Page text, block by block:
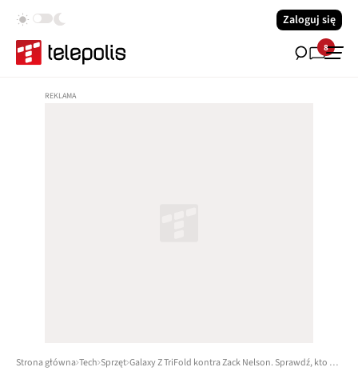
Zaloguj się
8
Strona główna Tech Sprzęt Galaxy Z TriFold kontra Zack Nelson. Sprawdź, kto wygrał